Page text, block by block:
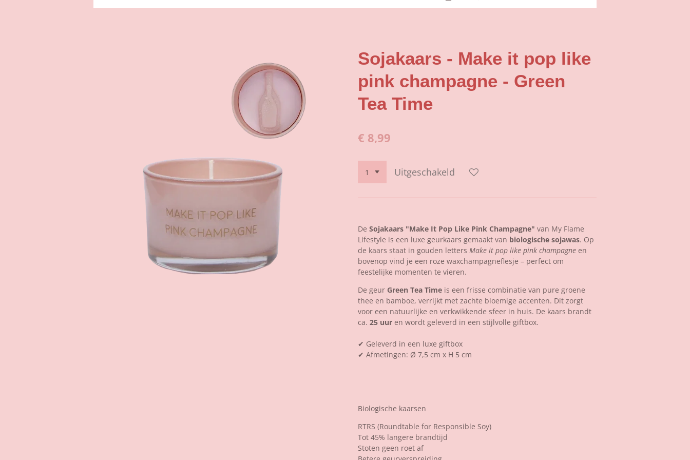
Sojakaars - Make it pop like
pink champagne - Green
Tea Time
€ 8,99
Uitgeschakeld
De Sojakaars "Make It Pop Like Pink Champagne" van My Flame
Lifestyle is een luxe geurkaars gemaakt van biologische sojawas. Op
de kaars staat in gouden letters Make it pop like pink champagne en
bovenop vind je een roze waxchampagneflesje – perfect om
feestelijke momenten te vieren.
De geur Green Tea Time is een frisse combinatie van pure groene
thee en bamboe, verrijkt met zachte bloemige accenten. Dit zorgt
voor een natuurlijke en verkwikkende sfeer in huis. De kaars brandt
ca. 25 uur en wordt geleverd in een stijlvolle giftbox.
✔ Geleverd in een luxe giftbox
✔ Afmetingen: Ø 7,5 cm x H 5 cm
Biologische kaarsen
RTRS (Roundtable for Responsible Soy)
Tot 45% langere brandtijd
Stoten geen roet af